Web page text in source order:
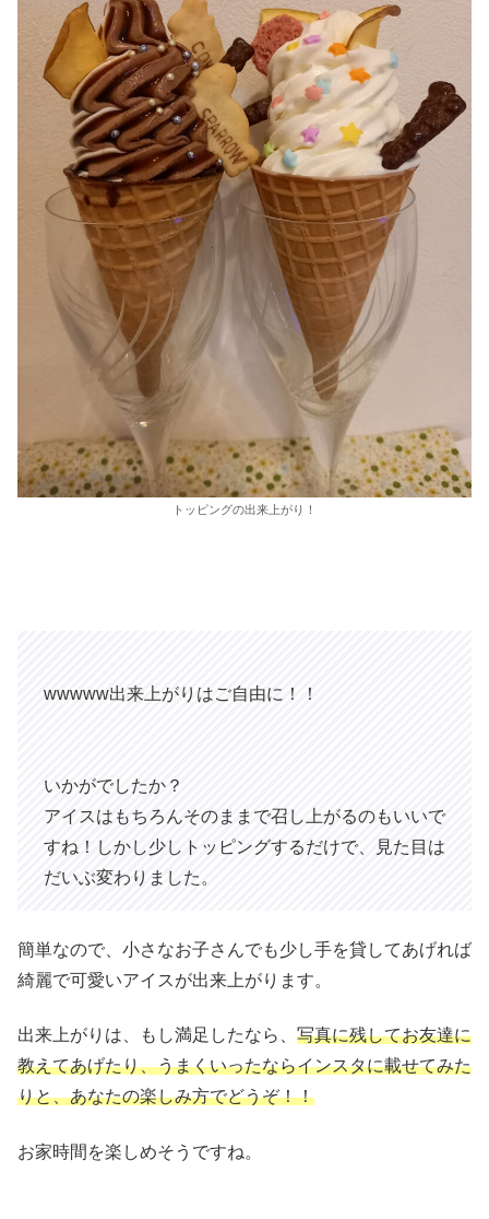
トッピングの出来上がり！
wwwww出来上がりはご自由に！！
いかがでしたか？
アイスはもちろんそのままで召し上がるのもいいで
すね！しかし少しトッピングするだけで、見た目は
だいぶ変わりました。
簡単なので、小さなお子さんでも少し手を貸してあげれば
綺麗で可愛いアイスが出来上がります。
出来上がりは、もし満足したなら、 写真に残してお友達に
教えてあげたり、うまくいったならインスタに載せてみた
りと、あなたの楽しみ方でどうぞ！！
お家時間を楽しめそうですね。